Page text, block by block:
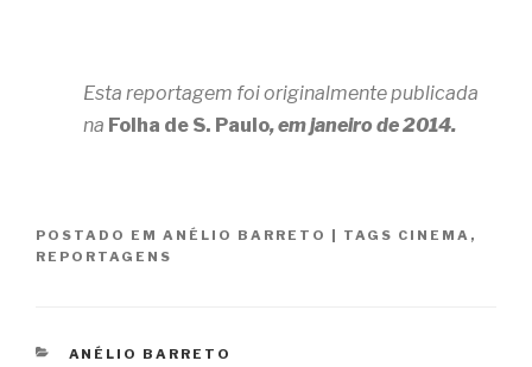
Esta reportagem foi originalmente publicada
na Folha de S. Paulo, em janeiro de 2014.
POSTADO EM ANÉLIO BARRETO TAGS CINEMA ,
REPORTAGENS
CATEGORIAS
ANÉLIO BARRETO